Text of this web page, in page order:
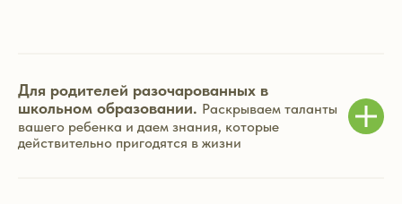
Для родителей разочарованных в
школьном образовании. Раскрываем таланты
вашего ребенка и даем знания, которые
действительно пригодятся в жизни